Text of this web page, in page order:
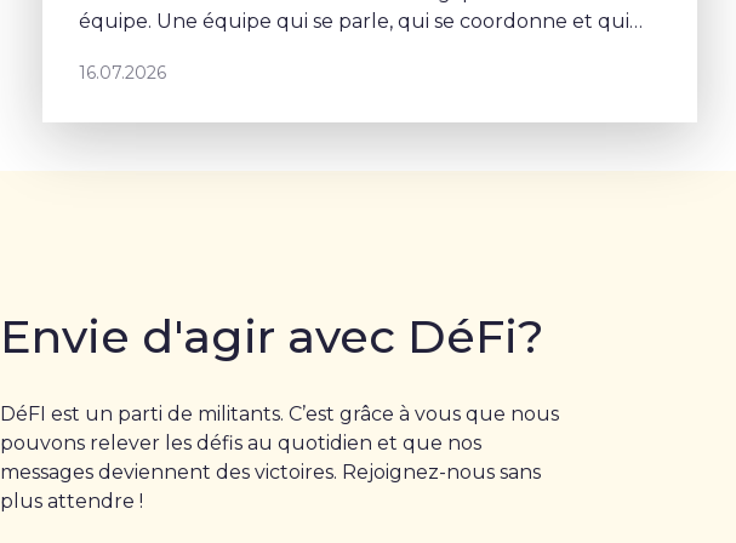
équipe. Une équipe qui se parle, qui se coordonne et qui
16.07.2026
Envie d'agir avec DéFi?
DéFI est un parti de militants. C’est grâce à vous que nous
pouvons relever les défis au quotidien et que nos
messages deviennent des victoires. Rejoignez-nous sans
plus attendre !